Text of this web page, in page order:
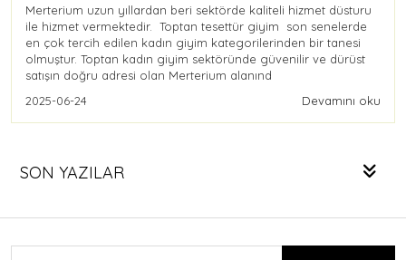
Merterium uzun yıllardan beri sektörde kaliteli hizmet düsturu
ile hizmet vermektedir. Toptan tesettür giyim son senelerde
en çok tercih edilen kadın giyim kategorilerinden bir tanesi
olmuştur. Toptan kadın giyim sektöründe güvenilir ve dürüst
satışın doğru adresi olan Merterium alanınd
2025-06-24
Devamını oku
SON YAZILAR